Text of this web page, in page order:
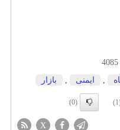
4085
ایمنی بازار
(0)
X